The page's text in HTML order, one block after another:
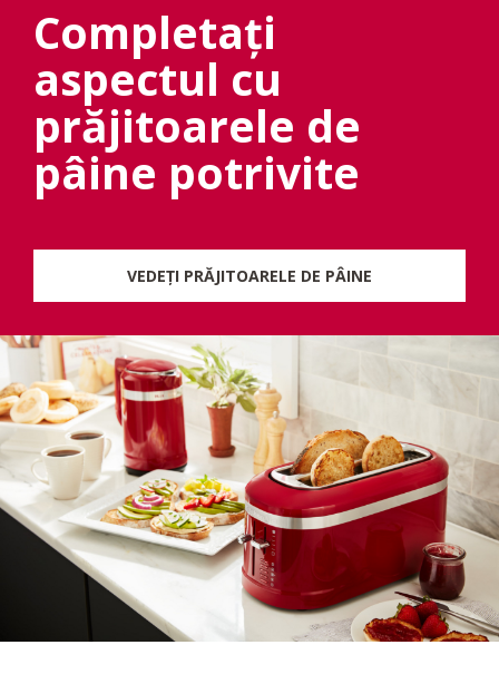
Completați
aspectul cu
prăjitoarele de
pâine potrivite
VEDEȚI PRĂJITOARELE DE PÂINE